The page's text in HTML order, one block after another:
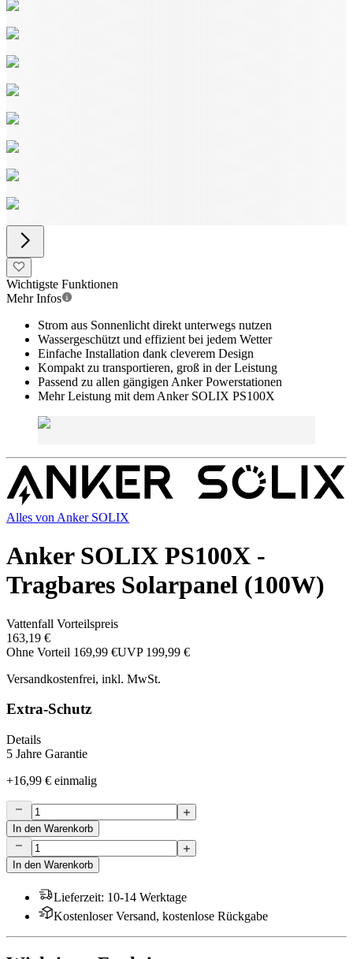
Wichtigste Funktionen
Mehr Infos
Strom aus Sonnenlicht direkt unterwegs nutzen
Wassergeschützt und effizient bei jedem Wetter
Einfache Installation dank cleverem Design
Kompakt zu transportieren, groß in der Leistung
Passend zu allen gängigen Anker Powerstationen
Mehr Leistung mit dem Anker SOLIX PS100X
Alles von Anker SOLIX
Anker SOLIX PS100X -
Tragbares Solarpanel (100W)
Vattenfall Vorteilspreis
163,19 €
Ohne Vorteil 169,99 €UVP 199,99 €
Versandkostenfrei, inkl. MwSt.
Extra-Schutz
Details
5 Jahre Garantie
+16,99 € einmalig
In den Warenkorb
In den Warenkorb
Lieferzeit: 10-14 Werktage
Kostenloser Versand, kostenlose Rückgabe